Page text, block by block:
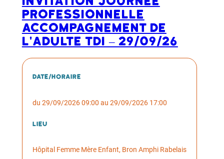
professionnelle
Accompagnement de
l'adulte TDI – 29/09/26
Date/horaire
du 29/09/2026 09:00 au 29/09/2026 17:00
Lieu
Hôpital Femme Mère Enfant, Bron Amphi Rabelais